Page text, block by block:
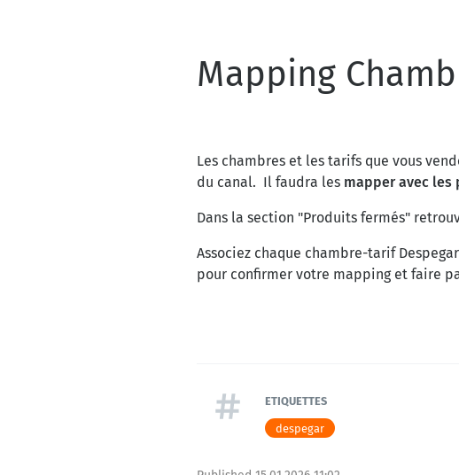
Mapping
Les chambres et les tarifs que vous
du canal. Il faudra les mapper avec
Dans la section "Produits fermés"
Associez chaque chambre-tarif
pour confirmer votre mapping et faire
ETIQUETTES
despegar